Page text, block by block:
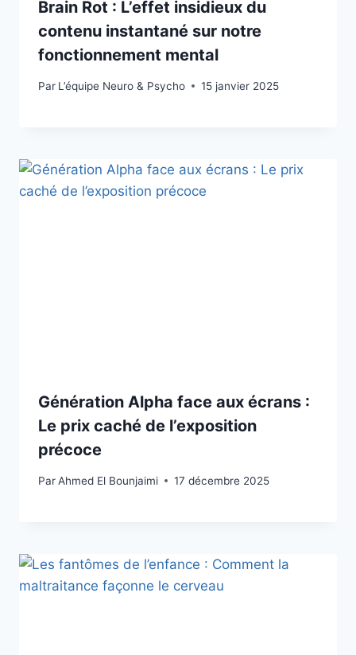
Brain Rot : L’effet insidieux du
contenu instantané sur notre
fonctionnement mental
Par L’équipe Neuro & Psycho 15 janvier 2025
Génération Alpha face aux écrans :
Le prix caché de l’exposition
précoce
ParAhmed El Bounjaimi 17 décembre 2025